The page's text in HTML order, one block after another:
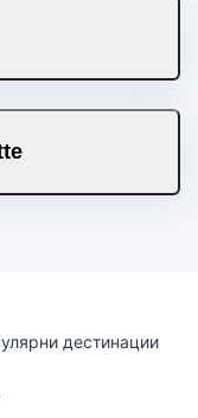
дестинации